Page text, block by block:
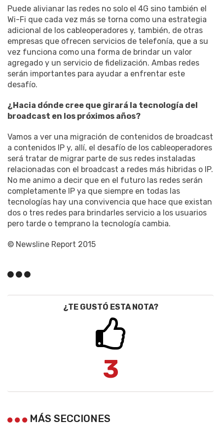
Puede alivianar las redes no solo el 4G sino también el
Wi-Fi que cada vez más se torna como una estrategia
adicional de los cableoperadores y, también, de otras
empresas que ofrecen servicios de telefonía, que a su
vez funciona como una forma de brindar un valor
agregado y un servicio de fidelización. Ambas redes
serán importantes para ayudar a enfrentar este
desafío.
¿Hacia dónde cree que girará la tecnología del
broadcast en los próximos años?
Vamos a ver una migración de contenidos de broadcast
a contenidos IP y, allí, el desafío de los cableoperadores
será tratar de migrar parte de sus redes instaladas
relacionadas con el broadcast a redes más hibridas o IP.
No me animo a decir que en el futuro las redes serán
completamente IP ya que siempre en todas las
tecnologías hay una convivencia que hace que existan
dos o tres redes para brindarles servicio a los usuarios
pero tarde o temprano la tecnología cambia.
© Newsline Report 2015
¿TE GUSTÓ ESTA NOTA?
3
MÁS SECCIONES